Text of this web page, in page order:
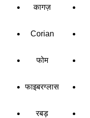
कागज़
Corian
फोम
फाइबरग्लास
रबड़